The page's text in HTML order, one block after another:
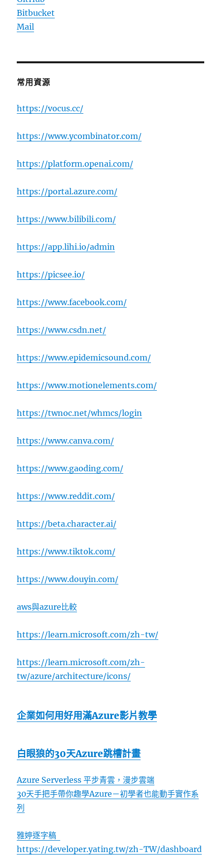
Bitbucket
Mail
常用資源
https://vocus.cc/
https://www.ycombinator.com/
https://platform.openai.com/
https://portal.azure.com/
https://www.bilibili.com/
https://app.lihi.io/admin
https://picsee.io/
https://www.facebook.com/
https://www.csdn.net/
https://www.epidemicsound.com/
https://www.motionelements.com/
https://twnoc.net/whmcs/login
https://www.canva.com/
https://www.gaoding.com/
https://www.reddit.com/
https://beta.character.ai/
https://www.tiktok.com/
https://www.douyin.com/
aws與azure比較
https://learn.microsoft.com/zh-tw/
https://learn.microsoft.com/zh-
tw/azure/architecture/icons/
企業如何用好用滿Azure影片教學
白眼狼的30天Azure跳槽計畫
Azure Serverless 平步青雲，漫步雲端
30天手把手帶你趣學Azure－初學者也能動手實作系
列
雅婷逐字稿
https://developer.yating.tw/zh-TW/dashboard